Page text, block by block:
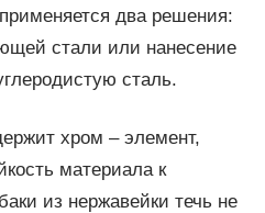
два решения:
стали или нанесение
сталь.
хром – элемент,
материала к
из нержавейки течь не